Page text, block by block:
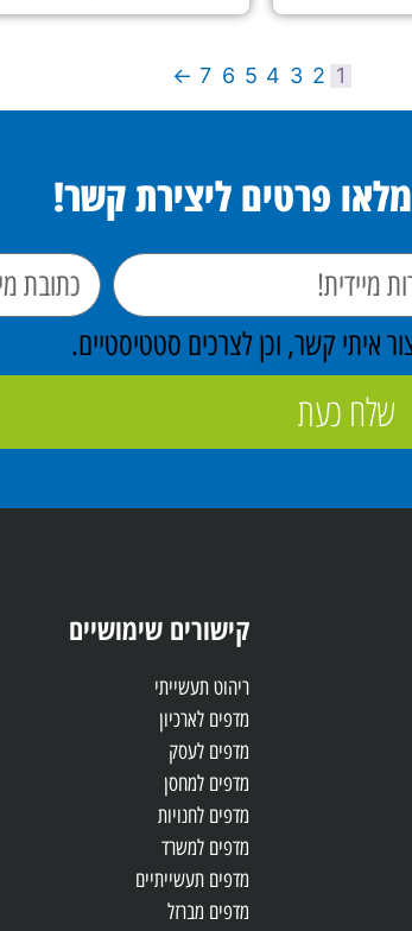
1
2
3
4
5
6
7
←
פרטים ליצירת קשר!
איתי קשר, וכן לצרכים סטטיסטיים.
שלח כעת
קישורים שימושיים
ריהוט תעשייתי
מדפים לארכיון
מדפים לעסק
מדפים למחסן
מדפים לחנויות
מדפים למשרד
מדפים תעשייתיים
מדפים מברזל